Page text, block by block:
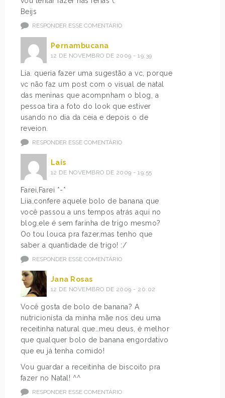
Beijs
RESPONDER ESSE COMENTÁRIO
Pernambucana
12 DE NOVEMBRO DE 2009 - 19:39
Lia. queria fazer uma sugestão a vc, porque
vc não faz um post com o visual de natal
das meninas que acompnham o blog, a
pessoa tira a foto do look que estiver
usando no dia da ceia e depois o de
reveion.
RESPONDER ESSE COMENTÁRIO
Laís
12 DE NOVEMBRO DE 2009 - 19:55
Farei,Farei *-*
Liia,confere aquele bolo de banana que
você passou a uns tempos atrás aqui no
blog,ele é sem farinha de trigo mesmo?
Oo tou louca pra fazer,mas tenho que
saber a quantidade de trigo! :/
RESPONDER ESSE COMENTÁRIO
Jana Rosas
12 DE NOVEMBRO DE 2009 - 20:02
Você gosta de bolo de banana? A
nutricionista da minha mãe nos deu uma
receitinha natural que…meu deus, é melhor
que qualquer bolo de banana engordativo
que eu já tenha comido!
Vou guardar a receitinha de biscoito pra
fazer no Natal! ^^
RESPONDER ESSE COMENTÁRIO